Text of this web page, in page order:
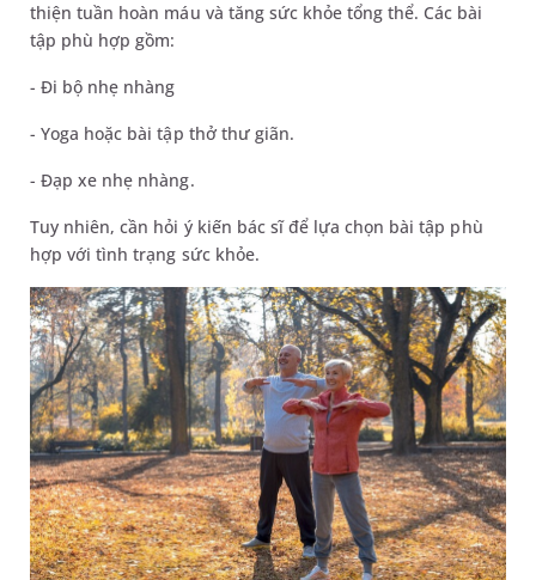
thiện tuần hoàn máu và tăng sức khỏe tổng thể. Các bài
tập phù hợp gồm:
- Đi bộ nhẹ nhàng
- Yoga hoặc bài tập thở thư giãn.
- Đạp xe nhẹ nhàng.
Tuy nhiên, cần hỏi ý kiến bác sĩ để lựa chọn bài tập phù
hợp với tình trạng sức khỏe.